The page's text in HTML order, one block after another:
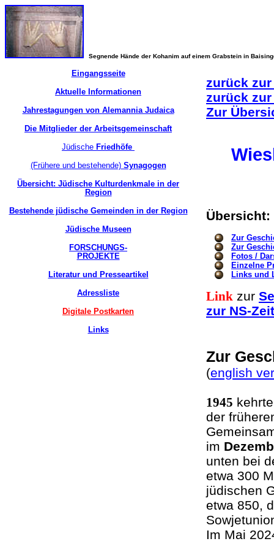
Segnende Hände der Kohanim auf einem Grabstein in
Eingangsseite
Aktuelle Informationen
Jahrestagungen von Alemannia Judaica
Die Mitglieder der Arbeitsgemeinschaft
Jüdische Friedhöfe
(Frühere und bestehende)Synagogen
Übersicht: Jüdische Kulturdenkmale in der
Region
Bestehende jüdische Gemeinden in der Region
Jüdische Museen
FORSCHUNGS-
PROJEKTE
Literatur und Presseartikel
Adressliste
Digitale Postkarten
Links
zurück
zurück
Zur
Zur
Zur
Fotos /
Einzelne
Links und
Link zur
zur NS-Zeit
Zur
(english
1945
der
im
unten bei
etwa 300
jüdischen
etwa 850,
Im Mai